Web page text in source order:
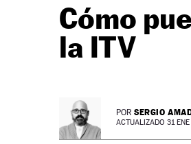
Cómo
la ITV
POR SERGIO
ACTUALIZADO 31